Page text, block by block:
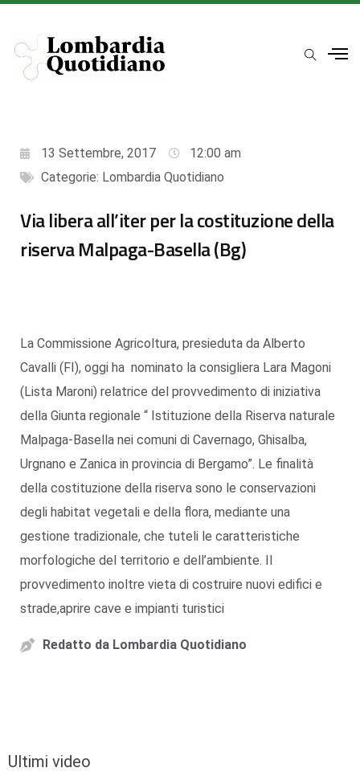
13 Settembre, 2017
12:00 am
Categorie: Lombardia Quotidiano
Via libera all’iter per la costituzione della
riserva Malpaga-Basella (Bg)
La Commissione Agricoltura, presieduta da Alberto
Cavalli (FI), oggi ha nominato la consigliera Lara Magoni
(Lista Maroni) relatrice del provvedimento di iniziativa
della Giunta regionale “ Istituzione della Riserva naturale
Malpaga-Basella nei comuni di Cavernago, Ghisalba,
Urgnano e Zanica in provincia di Bergamo”. Le finalità
della costituzione della riserva sono le conservazioni
degli habitat vegetali e della flora, mediante una
gestione tradizionale, che tuteli le caratteristiche
morfologiche del territorio e dell’ambiente. Il
provvedimento inoltre vieta di costruire nuovi edifici e
strade,aprire cave e impianti turistici
Redatto da Lombardia Quotidiano
Ultimi video